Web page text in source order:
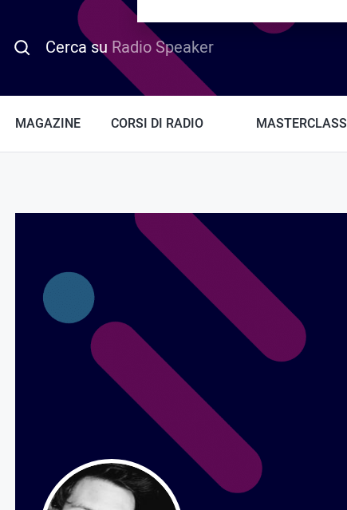
Cerca su Radio Speaker
MAGAZINE CORSI DI RADIO MASTERCLASS